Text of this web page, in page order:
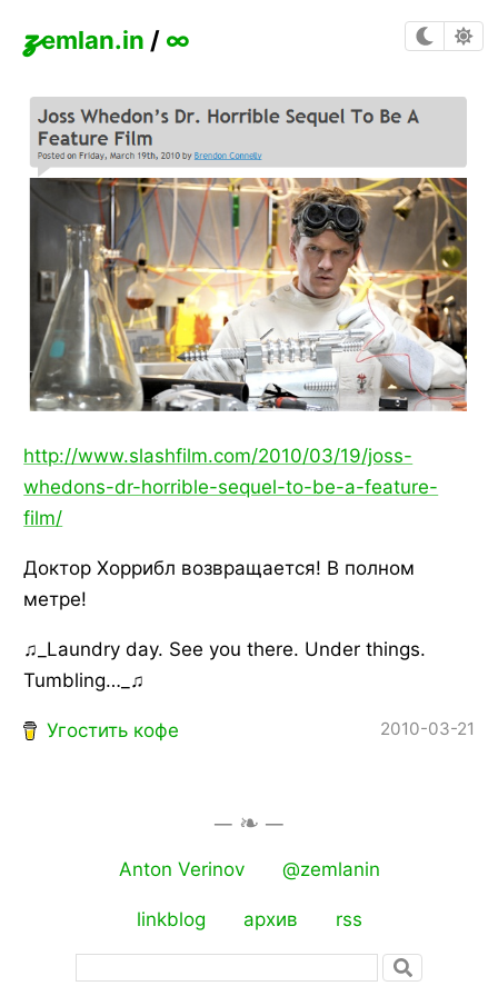
zemlan.in / ∞
http://www.slashfilm.com/2010/03/19/joss-
whedons-dr-horrible-sequel-to-be-a-feature-
film/
Доктор Хоррибл возвращается! В полном
метре!
♫_Laundry day. See you there. Under things.
Tumbling…_♫
Угостить кофе 2010-03-21
Anton Verinov @zemlanin
linkblog архив rss